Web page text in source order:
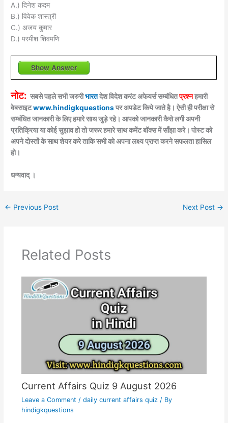
A.) दिनेश कदम
B.) विवेक शास्त्री
C.) अजय कुमार
D.) परमीश शिवमणि
Show Answer
नोट: सबसे पहले सभी जरुरीभारतदेश विदेश करंट अफेयर्स सम्बंधितप्रश्नहमारी
वेबसाइटwww.hindigkquestionsपर अपडेट किये जाते है। ऐसी ही परीक्षा से
सम्बंधित जानकारी के लिए हमारे साथ जुड़े रहे। आपको जानकारी कैसे लगी अपनी
प्रतिक्रिया या कोई सुझाव हो तो जरूर हमारे साथ कमेंट बॉक्स में साँझा करे। पोस्ट को
अपने दोस्तों के साथ शेयर करे ताकि सभी को अपना लक्ष्य प्राप्त करने सफलता हासिल
हो।
धन्यवाद् ।
← Previous Post Next Post →
Related Posts
Current Affairs Quiz 9 August 2026
Leave a Comment / daily current affairs quiz/ By
hindigkquestions